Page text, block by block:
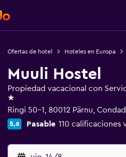
Ofertas de hotel Hoteles en Europa
Muuli Hostel
Propiedad vacacional con
1 estrella
Ringi 50-1, 80012 Pärnu,
5,6 Pasable 110 calificaciones